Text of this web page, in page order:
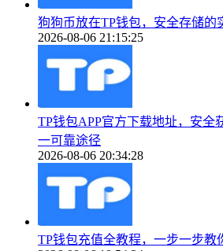
狗狗币放在TP钱包，安全存储的
2026-08-06 21:15:25
TP钱包APP官方下载地址，安全
一可靠途径
2026-08-06 20:34:28
TP钱包充值全教程，一步一步教